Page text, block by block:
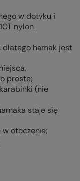
w dotyku i
nylon
dlatego hamak jest
proste;
(nie
staje się
otoczenie;